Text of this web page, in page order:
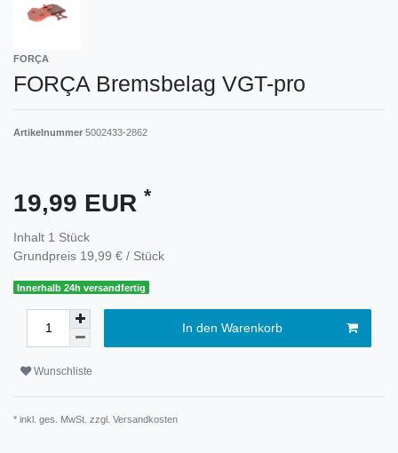
FORÇA
FORÇA Bremsbelag VGT-pro
Artikelnummer 5002433-2862
19,99 EUR *
Inhalt 1 Stück
Grundpreis 19,99 € / Stück
Innerhalb 24h versandfertig
In den Warenkorb
Wunschliste
* inkl. ges. MwSt. zzgl. Versandkosten